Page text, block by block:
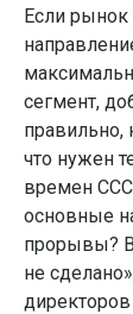
Если рынок
сегмент,
правильно,
что нужен
времен
основные
прорывы? В
не